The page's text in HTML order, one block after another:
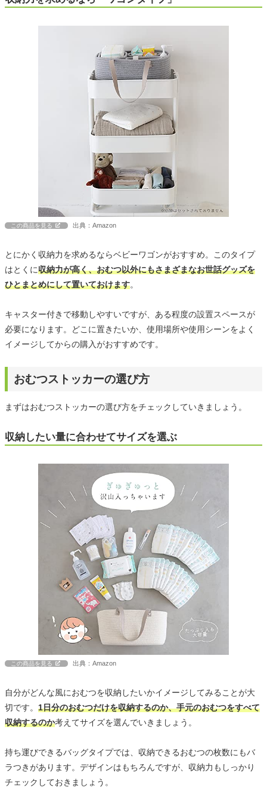
この商品を見る 出典：Amazon
とにかく収納力を求めるならベビーワゴンがおすすめ。このタイプ
はとくに収納力が高く、おむつ以外にもさまざまなお世話グッズを
ひとまとめにして置いておけます。
キャスター付きで移動しやすいですが、ある程度の設置スペースが
必要になります。どこに置きたいか、使用場所や使用シーンをよく
イメージしてからの購入がおすすめです。
おむつストッカーの選び方
まずはおむつストッカーの選び方をチェックしていきましょう。
収納したい量に合わせてサイズを選ぶ
この商品を見る 出典：Amazon
自分がどんな風におむつを収納したいかイメージしてみることが大
切です。 1日分のおむつだけを収納するのか、手元のおむつをすべて
収納するのか考えてサイズを選んでいきましょう。
持ち運びできるバッグタイプでは、収納できるおむつの枚数にもバ
ラつきがあります。デザインはもちろんですが、収納力もしっかり
チェックしておきましょう。